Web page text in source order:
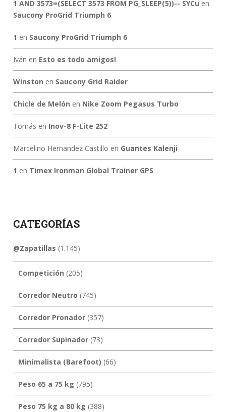
1 AND 3573=(SELECT 3573 FROM PG_SLEEP(5))-- SYCu en
Saucony ProGrid Triumph 6
1 en Saucony ProGrid Triumph 6
Iván en Esto es todo amigos!
Winston en Saucony Grid Raider
Chicle de Melón en Nike Zoom Pegasus Turbo
Tomás en Inov-8 F-Lite 252
Marcelino Hernandez Castillo en Guantes Kalenji
1 en Timex Ironman Global Trainer GPS
CATEGORÍAS
@Zapatillas (1.145)
Competición (205)
Corredor Neutro (745)
Corredor Pronador(357)
Corredor Supinador(73)
Minimalista (Barefoot) (66)
Peso 65 a 75 kg (795)
Peso 75 kg a 80 kg (388)